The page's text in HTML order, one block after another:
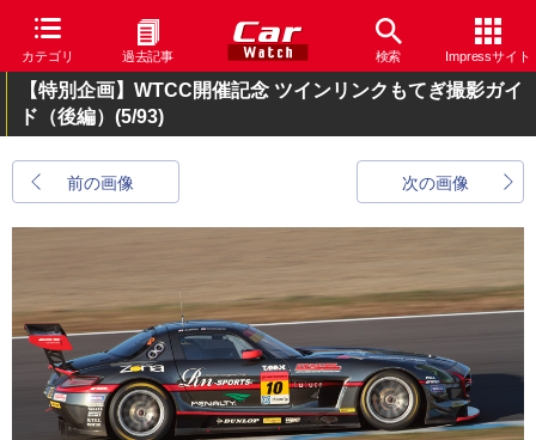
カテゴリ 過去記事 検索 Impressサイト
【特別企画】WTCC開催記念 ツインリンクもてぎ撮影ガイ
ド（後編） (5/93)
前の画像 次の画像